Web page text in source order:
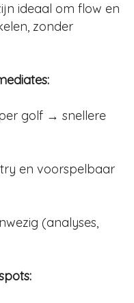
ideaal om flow en
zonder
golf → snellere
en voorspelbaar
(analyses,